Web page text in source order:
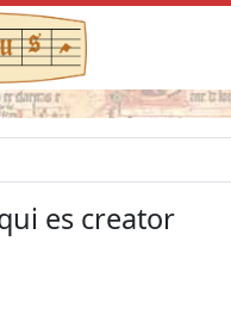
es creator